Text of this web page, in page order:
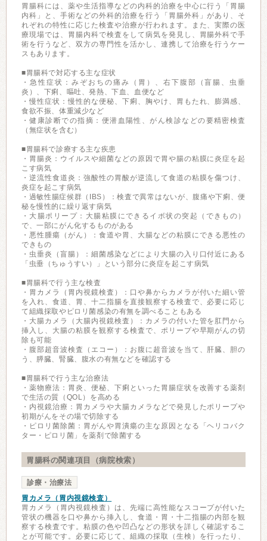
胃腸科には、薬や生活指導などの内科的治療を中心に行う「胃腸
内科」と、手術などの外科的治療を行う「胃腸外科」があり、そ
れぞれの特性に応じた検査や治療が行われます。また、実際の医
療現場では、胃腸内科で検査をして病気を発見し、胃腸外科で手
術を行うなど、双方の専門性を活かし、連携して治療を行うケー
スもあります。
■胃腸科で対応する主な症状
・急性症状：みぞおちの痛み（胃）、右下腹部（盲腸、虫垂
炎）、下痢、嘔吐、発熱、下血、血便など
・慢性症状：慢性的な便秘、下痢、胸やけ、胃もたれ、膨満感、
食欲不振、体重減少など
・健康診断での指摘：便潜血陽性、がん検診などの要精密検査
（無症状を含む）
■胃腸科で診療する主な疾患
・胃腸炎：ウイルスや細菌などの原因で胃や腸の粘膜に炎症を起
こす病気
・逆流性食道炎：強酸性の胃酸が逆流して食道の粘膜を傷つけ、
炎症を起こす病気
・過敏性腸症候群（IBS）：検査で異常はないが、腹痛や下痢、便
秘を慢性的に繰り返す病気
・大腸ポリープ：大腸粘膜にできるイボ状の突起（できもの）
で、一部にがん化するものがある
・悪性腫瘍（がん）：食道や胃、大腸などの粘膜にできる悪性の
できもの
・虫垂炎（盲腸）：細菌感染などにより大腸の入り口付近にある
「虫垂（ちゅうすい）」という部分に炎症を起こす病気
■胃腸科で行う主な検査
・胃カメラ（胃内視鏡検査）：口や鼻からカメラが付いた細い管
を入れ、食道、胃、十二指腸を直接観察する検査で、必要に応じ
て組織採取やピロリ菌感染の有無を調べることもある
・大腸カメラ（大腸内視鏡検査）：カメラの付いた管を肛門から
挿入し、大腸の粘膜を観察する検査で、ポリープや早期がんの切
除も可能
・腹部超音波検査（エコー）：お腹に超音波を当て、肝臓、胆の
う、膵臓、腎臓、腹水の有無などを確認する
■胃腸科で行う主な治療法
・薬物療法：胃炎、便秘、下痢といった胃腸症状を改善する薬剤
で生活の質（QOL）を高める
・内視鏡治療：胃カメラや大腸カメラなどで発見したポリープや
初期がんをその場で切除する
・ピロリ菌除菌：胃がんや胃潰瘍の主な原因となる「ヘリコバク
ター・ピロリ菌」を薬剤で除菌する
胃腸科の関連項目（病院検索）
診療・治療法
胃カメラ（胃内視鏡検査）
胃カメラ（胃内視鏡検査）は、先端に高性能なスコープが付いた
管状の機器を口や鼻から挿入し、食道・胃・十二指腸の内部を観
察する検査です。粘膜の色や凹凸などの形状を詳しく確認するこ
とが可能です。必要に応じて、組織の採取（生検）を行ったり、